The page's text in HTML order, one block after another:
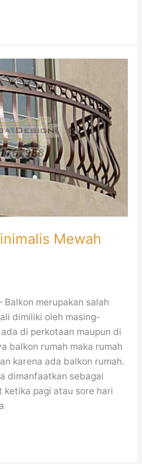
Mewah
Balkon merupakan salah
dimiliki oleh masing-
di perkotaan maupun di
balkon rumah maka rumah
karena ada balkon rumah.
dimanfaatkan sebagai
pagi atau sore hari